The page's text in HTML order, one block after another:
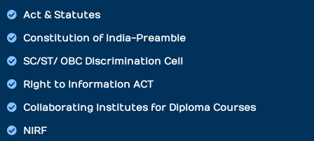
Act & Statutes
Constitution of India-Preamble
SC/ST/ OBC Discrimination Cell
Right to Information ACT
Collaborating Institutes for Diploma Courses
NIRF